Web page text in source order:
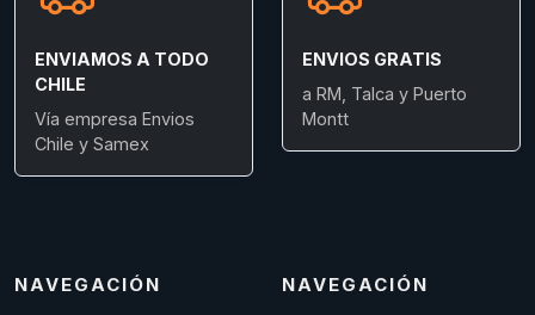
ENVIAMOS A TODO
CHILE
Vía empresa Envios
Chile y Samex
ENVIOS GRATIS
a RM, Talca y Puerto
Montt
NAVEGACIÓN NAVEGACIÓN